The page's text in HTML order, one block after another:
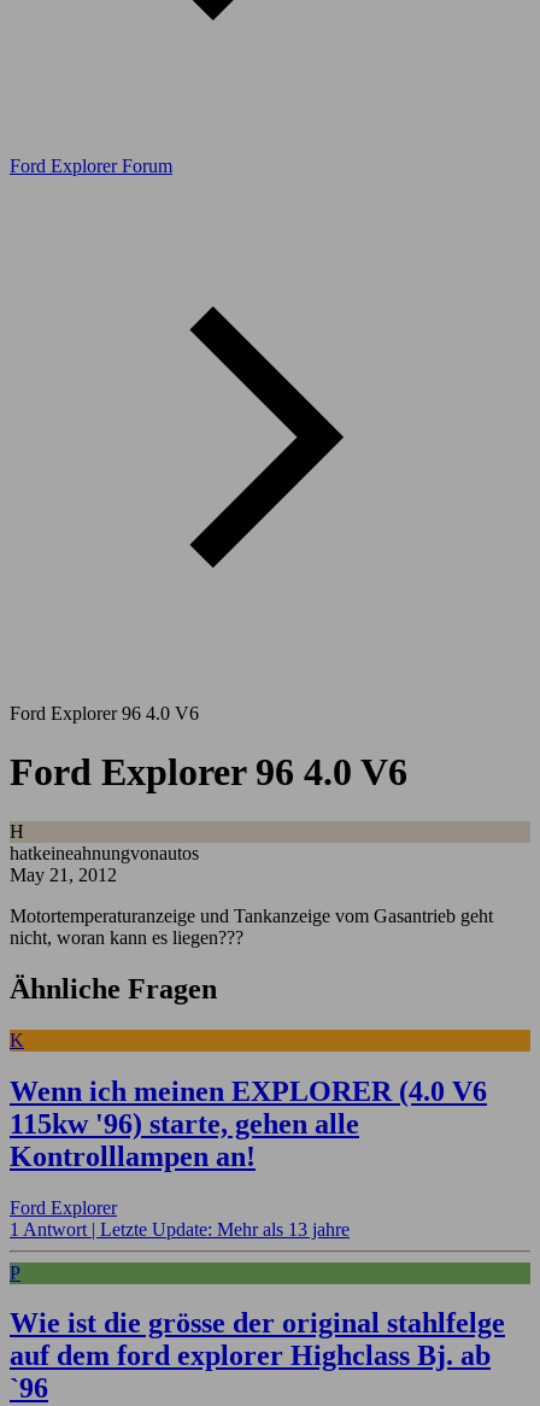
Ford Explorer Forum
Ford Explorer 96 4.0 V6
Ford Explorer 96 4.0 V6
H
hatkeineahnungvonautos
May 21, 2012
Motortemperaturanzeige und Tankanzeige vom Gasantrieb geht
nicht, woran kann es liegen???
Ähnliche Fragen
K
Wenn ich meinen EXPLORER (4.0 V6
115kw '96) starte, gehen alle
Kontrolllampen an!
Ford Explorer
1 Antwort | Letzte Update: Mehr als 13 jahre
P
Wie ist die grösse der original stahlfelge
auf dem ford explorer Highclass Bj. ab
`96